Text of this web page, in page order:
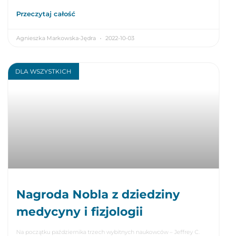
Przeczytaj całość
Agnieszka Markowska-Jędra 2022-10-03
DLA WSZYSTKICH
Nagroda Nobla z dziedziny
medycyny i fizjologii
Na początku października trzech wybitnych naukowców – Jeffrey C.